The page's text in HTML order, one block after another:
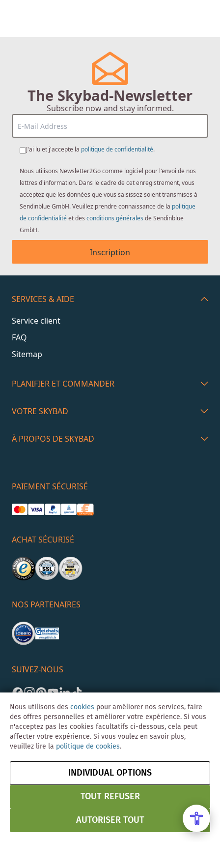
The Skybad-Newsletter
Subscribe now and stay informed.
J'ai lu et j'accepte la politique de confidentialité.
Nous utilisons Newsletter2Go comme logiciel pour l'envoi de nos
lettres d'information. Dans le cadre de cet enregistrement, vous
acceptez que les données que vous saisissez soient transmises à
Sendinblue GmbH. Veuillez prendre connaissance de la politique
de confidentialitéet des conditions générales de Sendinblue
GmbH.
Inscription
SERVICES & AIDE
Service client
FAQ
Sitemap
PLANIFIER ET COMMANDER
VOTRE SKYBAD
À PROPOS DE SKYBAD
PAIEMENT SÉCURISÉ
ACHAT SÉCURISÉ
NOS PARTENAIRES
SUIVEZ-NOUS
Magento-Agentur Y1 Digital AG
& Sécurité
Résilier le contrat
Nous utilisons des cookies pour améliorer nos services, faire
des offres personnelles et améliorer votre expérience. Si vous
n'acceptez pas les cookies facultatifs ci-dessous, cela peut
affecter votre expérience. Si vous voulez en savoir plus,
veuillez lire la politique de cookies.
INDIVIDUAL OPTIONS
TOUT REFUSER
AUTORISER TOUT